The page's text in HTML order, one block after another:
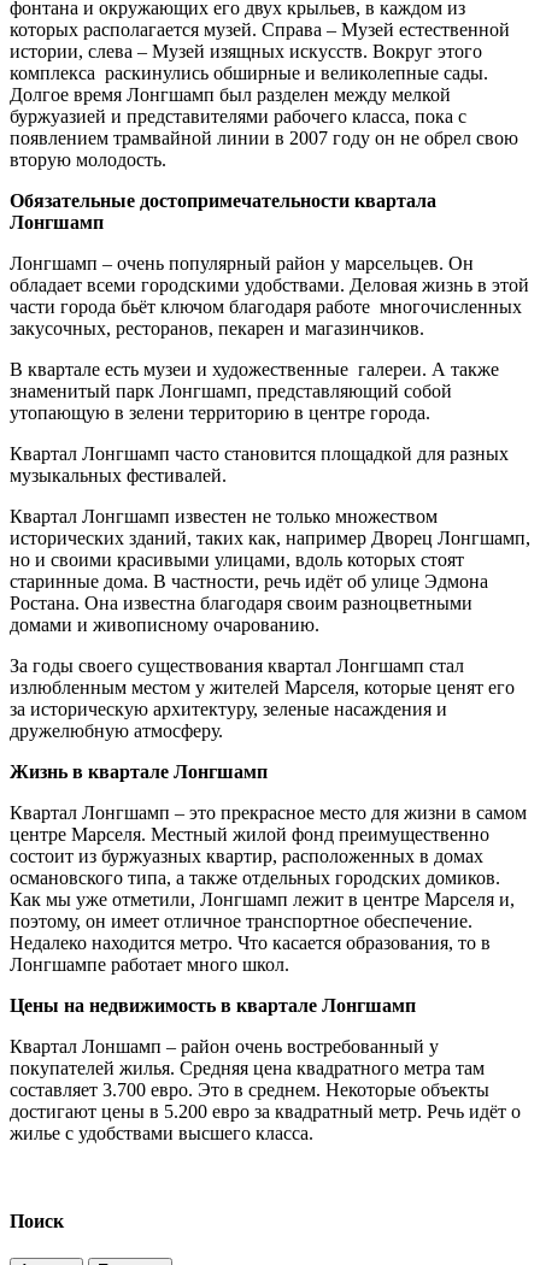
фонтана и окружающих его двух крыльев, в каждом из
которых располагается музей. Справа – Музей естественной
истории, слева – Музей изящных искусств. Вокруг этого
комплекса раскинулись обширные и великолепные сады.
Долгое время Лонгшамп был разделен между мелкой
буржуазией и представителями рабочего класса, пока с
появлением трамвайной линии в 2007 году он не обрел свою
вторую молодость.
Обязательные достопримечательности квартала
Лонгшамп
Лонгшамп – очень популярный район у марсельцев. Он
обладает всеми городскими удобствами. Деловая жизнь в этой
части города бьёт ключом благодаря работе многочисленных
закусочных, ресторанов, пекарен и магазинчиков.
В квартале есть музеи и художественные галереи. А также
знаменитый парк Лонгшамп, представляющий собой
утопающую в зелени территорию в центре города.
Квартал Лонгшамп часто становится площадкой для разных
музыкальных фестивалей.
Квартал Лонгшамп известен не только множеством
исторических зданий, таких как, например Дворец Лонгшамп,
но и своими красивыми улицами, вдоль которых стоят
старинные дома. В частности, речь идёт об улице Эдмона
Ростана. Она известна благодаря своим разноцветными
домами и живописному очарованию.
За годы своего существования квартал Лонгшамп стал
излюбленным местом у жителей Марселя, которые ценят его
за историческую архитектуру, зеленые насаждения и
дружелюбную атмосферу.
Жизнь в квартале Лонгшамп
Квартал Лонгшамп – это прекрасное место для жизни в самом
центре Марселя. Местный жилой фонд преимущественно
состоит из буржуазных квартир, расположенных в домах
османовского типа, а также отдельных городских домиков.
Как мы уже отметили, Лонгшамп лежит в центре Марселя и,
поэтому, он имеет отличное транспортное обеспечение.
Недалеко находится метро. Что касается образования, то в
Лонгшампе работает много школ.
Цены на недвижимость в квартале Лонгшамп
Квартал Лоншамп – район очень востребованный у
покупателей жилья. Средняя цена квадратного метра там
составляет 3.700 евро. Это в среднем. Некоторые объекты
достигают цены в 5.200 евро за квадратный метр. Речь идёт о
жилье с удобствами высшего класса.
Поиск